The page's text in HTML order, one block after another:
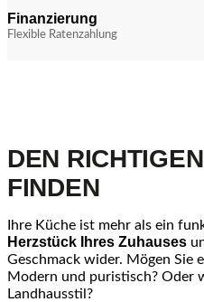
Finanzierung
Flexible Ratenzahlung
DEN
FINDEN
Ihre Küche ist mehr als ein
Herzstück Ihres Zuhauses
Geschmack wider. Mögen Sie
Modern und puristisch? Oder
Landhausstil?